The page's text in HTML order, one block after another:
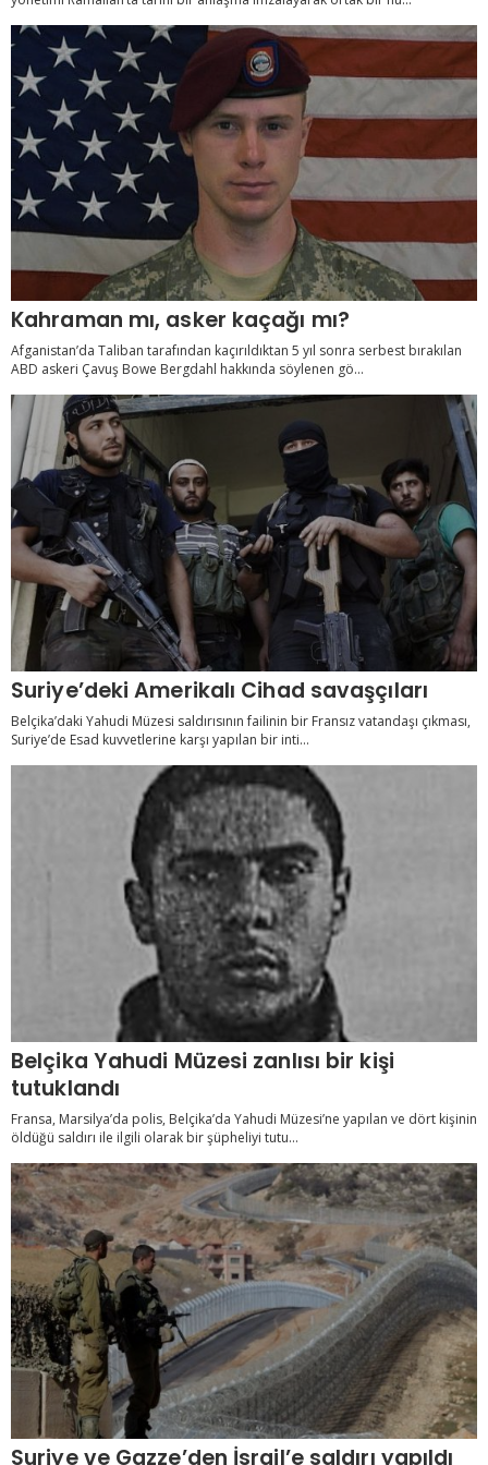
Kahraman mı, asker kaçağı mı?
Afganistan’da Taliban tarafından kaçırıldıktan 5 yıl sonra serbest bırakılan
ABD askeri Çavuş Bowe Bergdahl hakkında söylenen gö...
Suriye’deki Amerikalı Cihad savaşçıları
Belçika’daki Yahudi Müzesi saldırısının failinin bir Fransız vatandaşı çıkması,
Suriye’de Esad kuvvetlerine karşı yapılan bir inti...
Belçika Yahudi Müzesi zanlısı bir kişi
tutuklandı
Fransa, Marsilya’da polis, Belçika’da Yahudi Müzesi’ne yapılan ve dört kişinin
öldüğü saldırı ile ilgili olarak bir şüpheliyi tutu...
Suriye ve Gazze’den İsrail’e saldırı yapıldı